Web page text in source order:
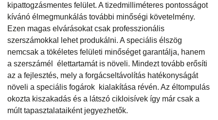
kipattogzásmentes felület. A tizedmilliméteres pontosságot
kívánó élmegmunkálás további minőségi követelmény.
Ezen magas elvárásokat csak professzionális
szerszámokkal lehet produkálni. A speciális élszög
nemcsak a tökéletes felületi minőséget garantálja, hanem
a szerszámél élettartamát is növeli. Mindezt tovább erősíti
az a fejlesztés, mely a forgácseltávolítás hatékonyságát
növeli a speciális fogárok kialakítása révén. Az éltompulás
okozta kiszakadás és a látszó cikloisívek így már csak a
múlt tapasztalataiként jegyezhetők.